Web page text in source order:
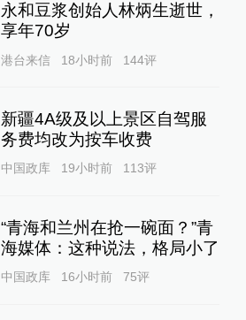
永和豆浆创始人林炳生逝世，
享年70岁
港台来信 18小时前 144评
新疆4A级及以上景区自驾服
务费均改为按车收费
中国政库 19小时前 113评
“青海和兰州在抢一碗面？”青
海媒体：这种说法，格局小了
中国政库 16小时前 75评